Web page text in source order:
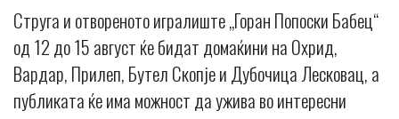
Струга и отвореното игралиште „Горан Попоски Бабец“
од 12 до 15 август ќе бидат домаќини на Охрид,
Вардар, Прилеп, Бутел Скопје и Дубочица Лесковац, а
публиката ќе има можност да ужива во интересни